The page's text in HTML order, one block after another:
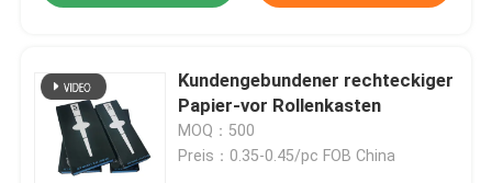
Kundengebundener rechteckiger
Papier-vor Rollenkasten
MOQ：500
Preis：0.35-0.45/pc FOB China